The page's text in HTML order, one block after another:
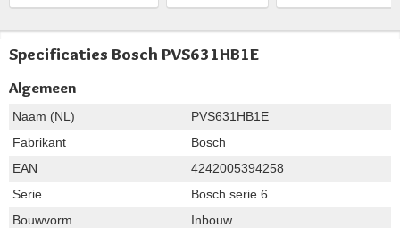
Specificaties Bosch PVS631HB1E
Algemeen
Naam (NL)
PVS631HB1E
Fabrikant
Bosch
EAN
4242005394258
Serie
Bosch serie 6
Bouwvorm
Inbouw